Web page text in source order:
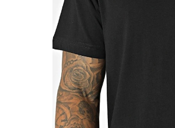
Doplňky k dámskému prádlu